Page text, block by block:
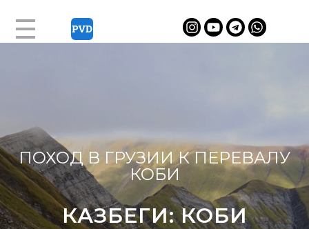
ПОХОД В ГРУЗИИ К ПЕРЕВАЛУ
КОБИ
КАЗБЕГИ: КОБИ